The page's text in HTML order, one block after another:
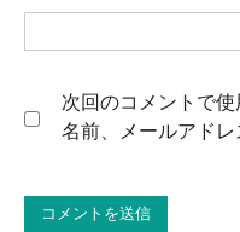
次回のコメントで
名前、メールアドレ